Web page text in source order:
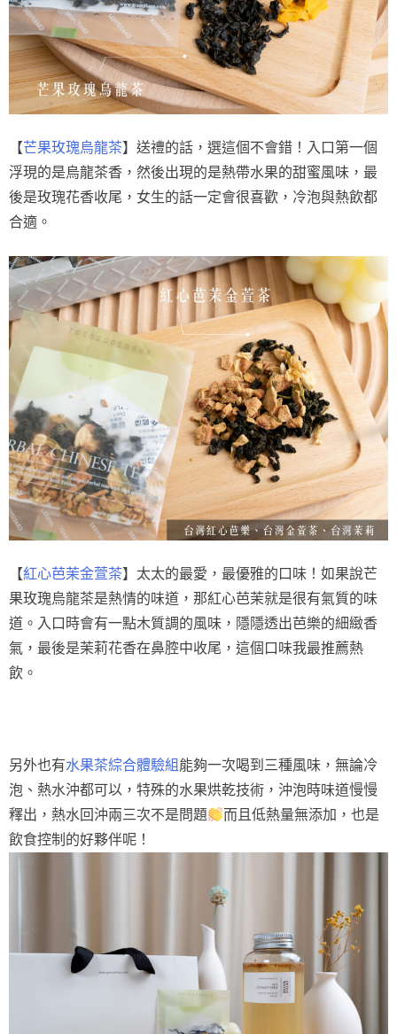
【芒果玫瑰烏龍茶】送禮的話，選這個不會錯！入口第一個
浮現的是烏龍茶香，然後出現的是熱帶水果的甜蜜風味，最
後是玫瑰花香收尾，女生的話一定會很喜歡，冷泡與熱飲都
合適。
【紅心芭茉金萱茶】太太的最愛，最優雅的口味！如果說芒
果玫瑰烏龍茶是熱情的味道，那紅心芭茉就是很有氣質的味
道。入口時會有一點木質調的風味，隱隱透出芭樂的細緻香
氣，最後是茉莉花香在鼻腔中收尾，這個口味我最推薦熱
飲。
另外也有水果茶綜合體驗組 能夠一次喝到三種風味，無論冷
泡、熱水沖都可以，特殊的水果烘乾技術，沖泡時味道慢慢
釋出，熱水回沖兩三次不是問題
而且低熱量無添加，也是
飲食控制的好夥伴呢！